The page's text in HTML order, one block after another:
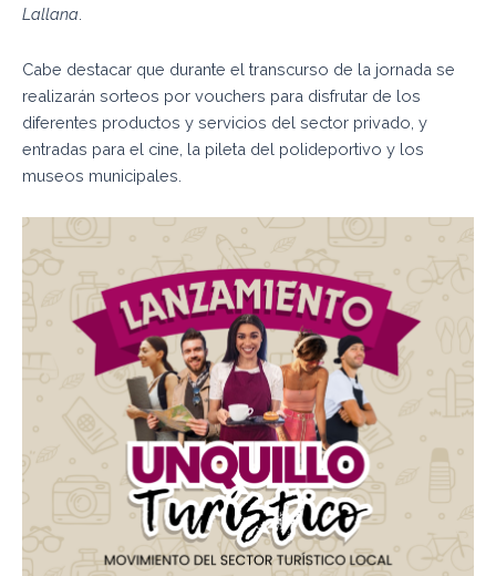
Lallana
Cabe destacar que durante el transcurso de la jornada se
realizarán sorteos por vouchers para disfrutar de los
diferentes productos y servicios del sector privado, y
entradas para el cine, la pileta del polideportivo y los
museos municipales.